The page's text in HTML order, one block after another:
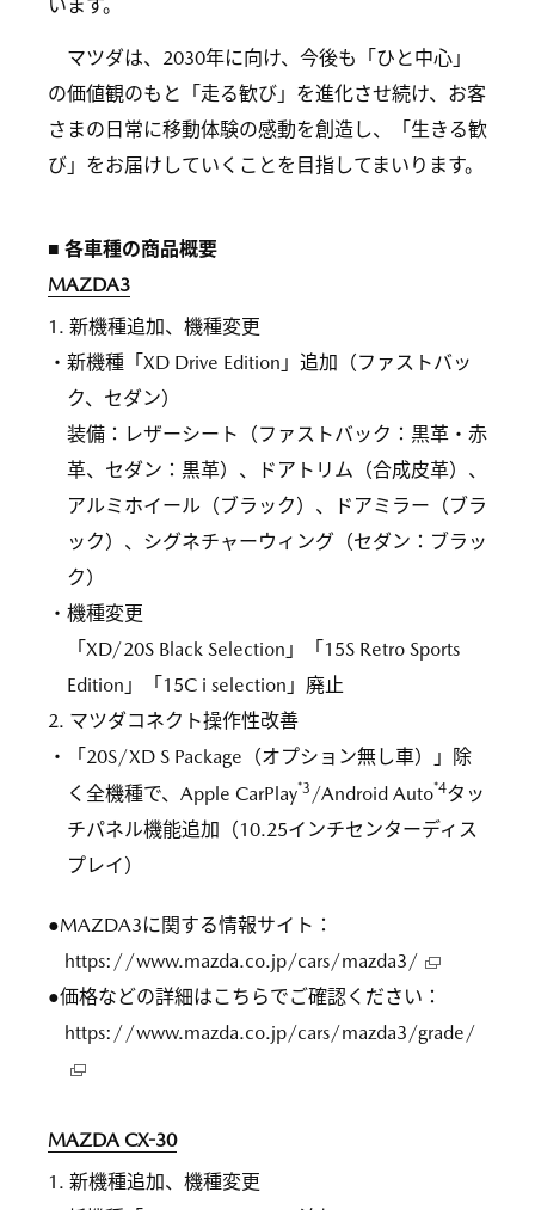
います。
マツダは、2030年に向け、今後も「ひと中心」
の価値観のもと「走る歓び」を進化させ続け、お客
さまの日常に移動体験の感動を創造し、「生きる歓
び」をお届けしていくことを目指してまいります。
■ 各車種の商品概要
MAZDA3
1. 新機種追加、機種変更
・新機種「XD Drive Edition」追加（ファストバッ
ク、セダン）
装備：レザーシート（ファストバック：黒革・赤
革、セダン：黒革）、ドアトリム（合成皮革）、
アルミホイール（ブラック）、ドアミラー（ブラ
ック）、シグネチャーウィング（セダン：ブラッ
ク）
・機種変更
「XD/20S Black Selection」「15S Retro Sports
Edition」「15C i selection」廃止
2. マツダコネクト操作性改善
・「20S/XD S Package（オプション無し車）」除
く全機種で、Apple CarPlay*3 /Android Auto*4タッ
チパネル機能追加（10.25インチセンターディス
プレイ）
●MAZDA3に関する情報サイト：
https://www.mazda.co.jp/cars/mazda3/
●価格などの詳細はこちらでご確認ください：
https://www.mazda.co.jp/cars/mazda3/grade/
MAZDA CX-30
1. 新機種追加、機種変更